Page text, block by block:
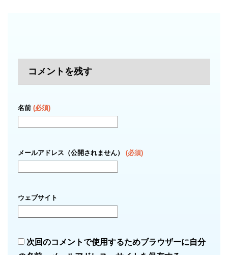
コメントを残す
名前 (必須)
メールアドレス（公開されません） (必須)
ウェブサイト
次回のコメントで使用するためブラウザーに自分